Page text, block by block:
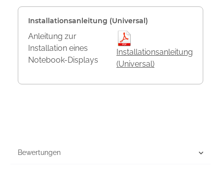
Installationsanleitung (Universal)
Anleitung zur
Installation eines
Notebook-Displays
Installationsanleitung
(Universal)
Bewertungen